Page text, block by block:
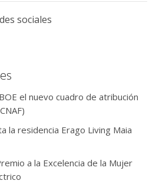
sociales
el nuevo cuadro de atribución
la residencia Erago Living Maia
a la Excelencia de la Mujer